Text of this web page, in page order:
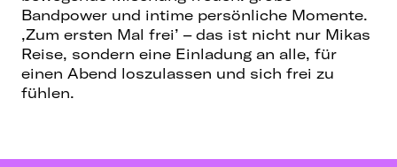
Bandpower und intime persönliche Momente.
‚Zum ersten Mal frei’ – das ist nicht nur Mikas
Reise, sondern eine Einladung an alle, für
einen Abend loszulassen und sich frei zu
fühlen.